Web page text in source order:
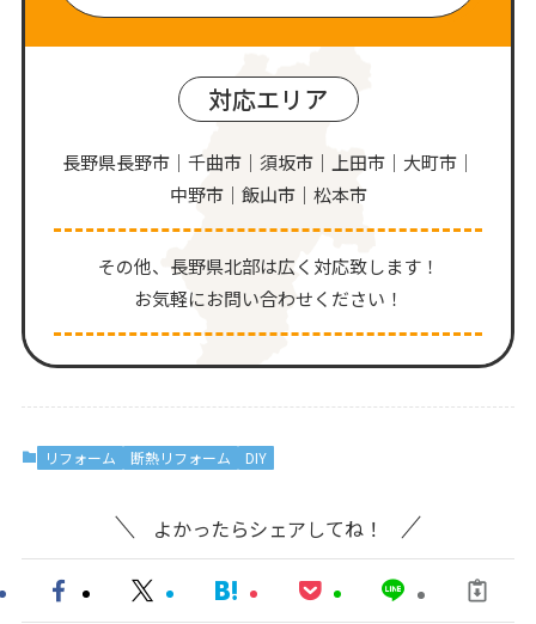
対応エリア
長野県長野市｜千曲市｜須坂市｜上田市｜大町市｜
中野市｜飯山市｜松本市
その他、⻑野県北部は広く対応致します！
お気軽にお問い合わせください！
リフォーム 断熱リフォーム DIY
よかったらシェアしてね！